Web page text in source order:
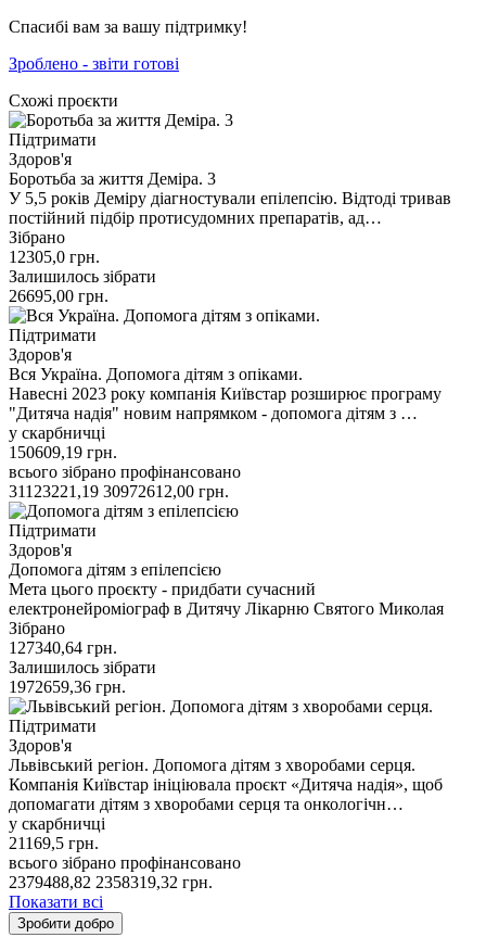
Спасибі вам за вашу підтримку!
Зроблено - звіти готові
Схожі проєкти
Підтримати
Здоров'я
Боротьба за життя Деміра. 3
У 5,5 років Деміру діагностували епілепсію. Відтоді тривав
постійний підбір протисудомних препаратів, ад…
Зібрано
12305,0 грн.
Залишилось зібрати
26695,00 грн.
Підтримати
Здоров'я
Вся Україна. Допомога дітям з опіками.
Навесні 2023 року компанія Київстар розширює програму
"Дитяча надія" новим напрямком - допомога дітям з …
у скарбничці
150609,19 грн.
всього зібрано профінансовано
31123221,19 30972612,00 грн.
Підтримати
Здоров'я
Допомога дітям з епілепсією
Мета цього проєкту - придбати сучасний
електронейроміограф в Дитячу Лікарню Святого Миколая
Зібрано
127340,64 грн.
Залишилось зібрати
1972659,36 грн.
Підтримати
Здоров'я
Львівський регіон. Допомога дітям з хворобами серця.
Компанія Київстар ініціювала проєкт «Дитяча надія», щоб
допомагати дітям з хворобами серця та онкологічн…
у скарбничці
21169,5 грн.
всього зібрано профінансовано
2379488,82 2358319,32 грн.
Показати всі
Зробити добро